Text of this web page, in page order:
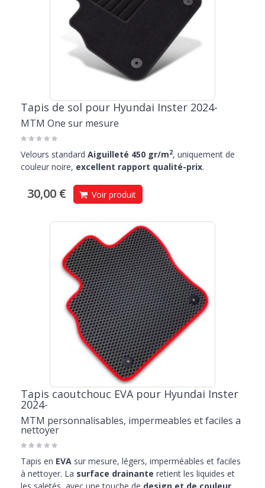
Tapis de sol pour Hyundai Inster 2024-
MTM One sur mesure
Velours standard Aiguilleté 450 gr/m2, uniquement de
couleur noire, excellent rapport qualité-prix.
30,00 € Voir produit
Tapis caoutchouc EVA pour Hyundai Inster
2024-
MTM personnalisables, impermeables et faciles a
nettoyer
Tapis en EVA sur mesure, légers, imperméables et faciles
à nettoyer. La surface drainante retient les liquides et